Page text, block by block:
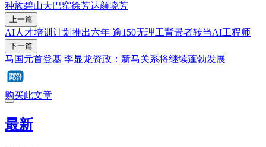
种族碧山大巴窑徐芳达颜晓芳
上一篇
AI人才培训计划推出六年 逾150无理工背景者转当AI工程师
下一篇
马国元首登基 李显龙资政：新马关系将继续蓬勃发展
购买此文章
最新